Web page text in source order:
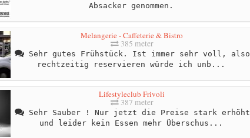
Absacker genommen.
Melangerie - Caffeterie & Bistro
385 meter
Sehr gutes Frühstück. Ist immer sehr voll, also
rechtzeitig reservieren würde ich unb...
Lifestyleclub Frivoli
387 meter
Sehr Sauber ! Nur jetzt die Preise stark erhöht
und leider kein Essen mehr Überschus...